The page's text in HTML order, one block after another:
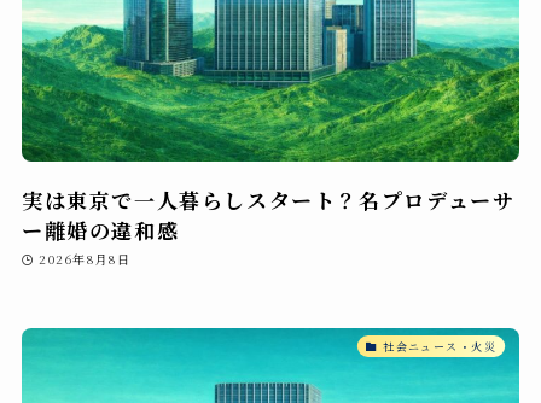
実は東京で一人暮らしスタート？名プロデューサ
ー離婚の違和感
2026年8月8日
社会ニュース・火災